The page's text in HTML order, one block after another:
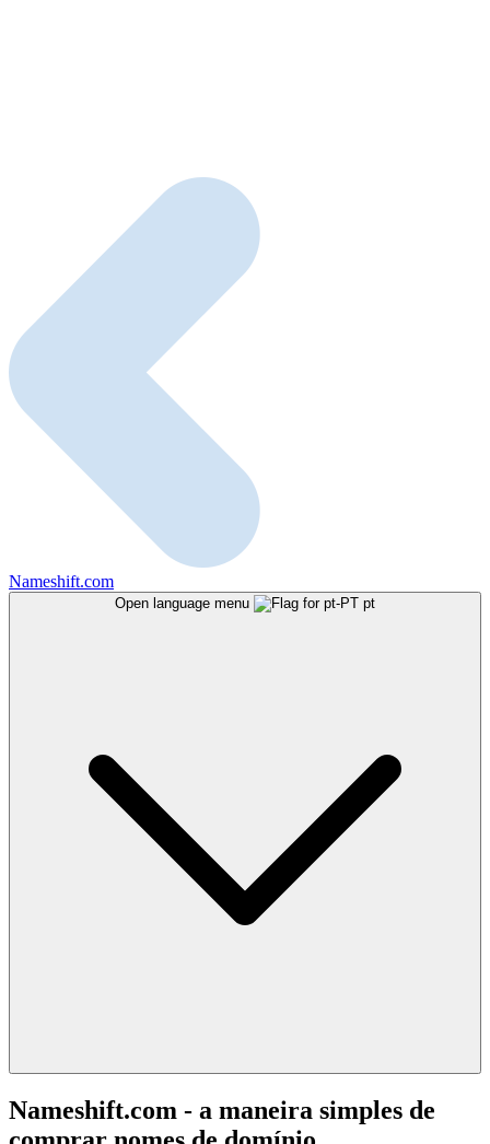
Nameshift.com
Open language menu pt
Nameshift.com - a maneira simples de